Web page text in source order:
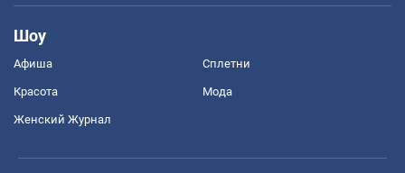
Шоу
Афиша Сплетни
Красота Мода
Женский Журнал